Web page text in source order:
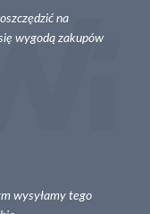
na
wygodą zakupów
wysyłamy tego